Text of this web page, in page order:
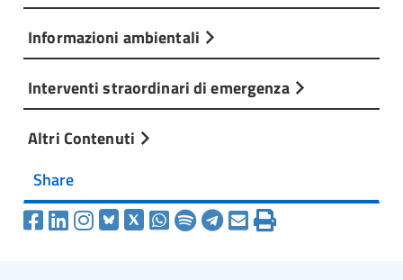
Informazioni ambientali
Interventi straordinari di emergenza
Altri Contenuti
Share